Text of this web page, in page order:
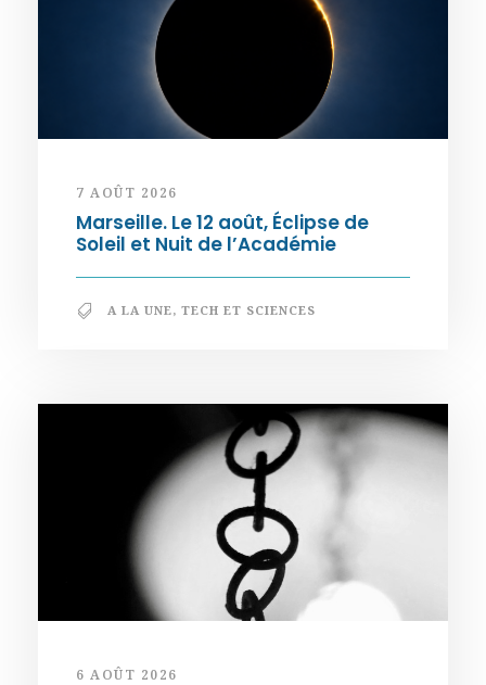
7 AOÛT 2026
Marseille. Le 12 août, Éclipse de
Soleil et Nuit de l’Académie
A LA UNE, TECH ET SCIENCES
6 AOÛT 2026